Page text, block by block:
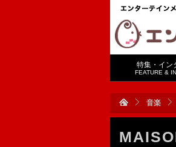
特集・イン
FEATURE &
音楽